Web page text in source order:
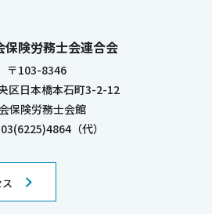
保険労務士会連合会
〒103-8346
区日本橋本石町3-2-12
保険労務士会館
（代）